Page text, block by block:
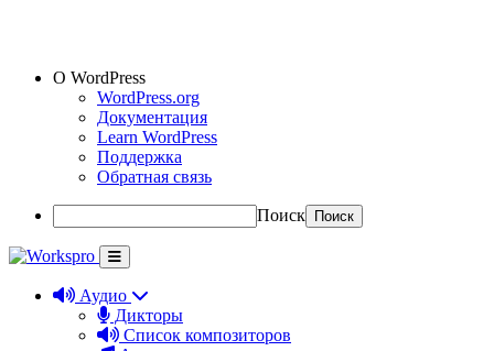
О WordPress
WordPress.org
Документация
Learn WordPress
Поддержка
Обратная связь
Поиск
Аудио
Дикторы
Список композиторов